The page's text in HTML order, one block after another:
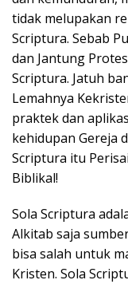
tidak melupakan
Scriptura. Sebab
dan Jantung
Scriptura. Jatuh
Lemahnya
praktek dan
kehidupan Gereja
Scriptura itu
Biblikal!
Sola Scriptura
Alkitab saja
bisa salah untuk
Kristen. Sola